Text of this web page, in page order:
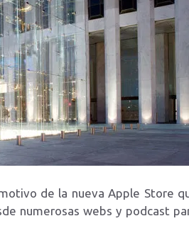
de la nueva Apple Store
numerosas webs y podcast